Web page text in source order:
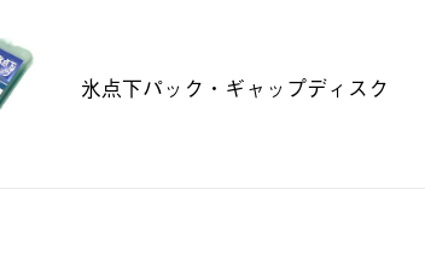
氷点下パック・ギャップディスク